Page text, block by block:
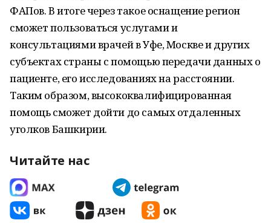
ФАПов. В итоге через такое оснащение регион
сможет пользоваться услугами и
консультациями врачей в Уфе, Москве и других
субъектах страны с помощью передачи данных о
пациенте, его исследованиях на расстоянии.
Таким образом, высококвалифицированная
помощь сможет дойти до самых отдаленных
уголков Башкирии.
Читайте нас